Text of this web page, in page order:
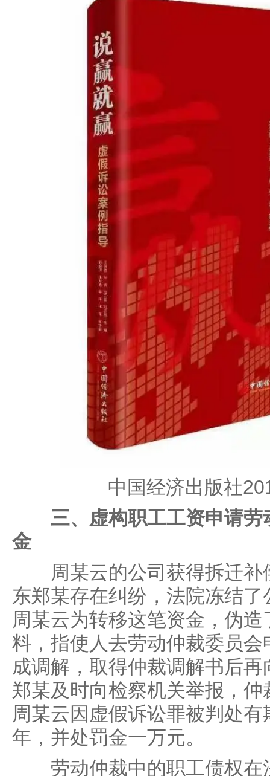
中国经济出版社
三、虚构职工工资申请
金
周某云的公司获得拆迁补
东郑某存在纠纷，法院冻结
周某云为转移这笔资金，伪
料，指使人去劳动仲裁委员
成调解，取得仲裁调解书后
郑某及时向检察机关举报，
周某云因虚假诉讼罪被判处
年，并处罚金一万元。
劳动仲裁中的职工债权在